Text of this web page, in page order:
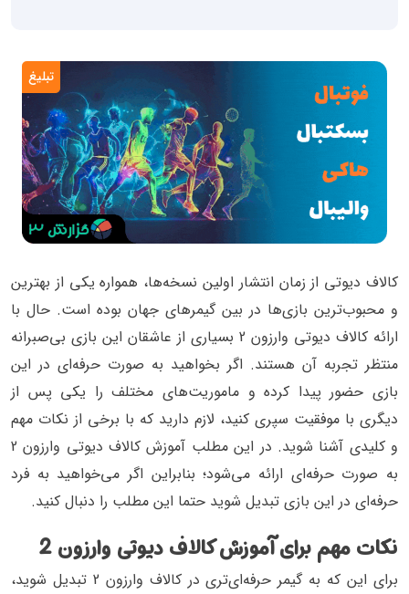
تبلیغ
کالاف دیوتی از زمان انتشار اولین نسخه‌ها، همواره یکی از بهترین
و محبوب‌ترین بازی‌ها در بین گیمرهای جهان بوده است. حال با
ارائه کالاف دیوتی وارزون 2 بسیاری از عاشقان این بازی بی‌صبرانه
منتظر تجربه آن هستند. اگر بخواهید به صورت حرفه‌ای در این
بازی حضور پیدا کرده و ماموریت‌های مختلف را یکی پس از
دیگری با موفقیت سپری کنید، لازم دارید که با برخی از نکات مهم
و کلیدی آشنا شوید. در این مطلب آموزش کالاف دیوتی وارزون 2
به صورت حرفه‌ای ارائه می‌شود؛ بنابراین اگر می‌خواهید به فرد
حرفه‌ای در این بازی تبدیل شوید حتما این مطلب را دنبال کنید.
نکات مهم برای آموزش کالاف دیوتی وارزون 2
برای این که به گیمر حرفه‌ای‌تری در کالاف وارزون 2 تبدیل شوید،